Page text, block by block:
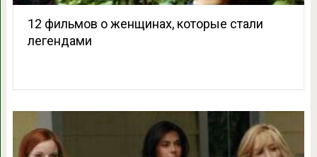
12 фильмов о женщинах, которые стали
легендами